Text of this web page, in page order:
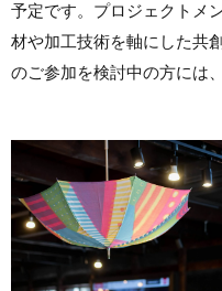
予定です。プロジェクトメ
材や加工技術を軸にした共
のご参加を検討中の方には